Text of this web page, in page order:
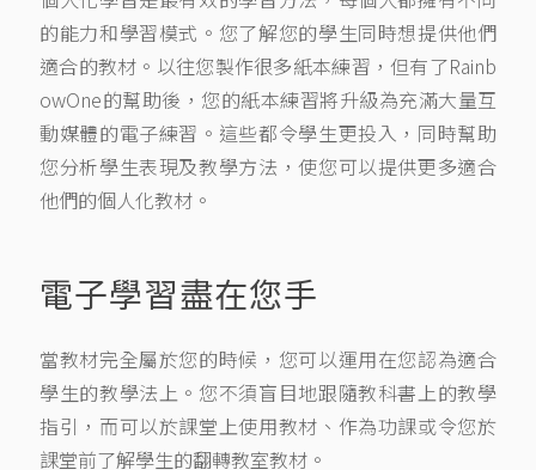
的能力和學習模式。您了解您的學生同時想提供他們
適合的教材。以往您製作很多紙本練習，但有了Rainb
owOne的幫助後，您的紙本練習將升級為充滿大量互
動媒體的電子練習。這些都令學生更投入，同時幫助
您分析學生表現及教學方法，使您可以提供更多適合
他們的個人化教材。
電子學習盡在您手
當教材完全屬於您的時候，您可以運用在您認為適合
學生的教學法上。您不須盲目地跟隨教科書上的教學
指引，而可以於課堂上使用教材、作為功課或令您於
課堂前了解學生的翻轉教室教材。